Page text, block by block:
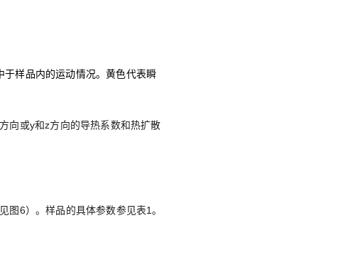
样品内的运动情况。黄色代表瞬
向或y和z方向的导热系数和热扩散
图6）。样品的具体参数参见表1。